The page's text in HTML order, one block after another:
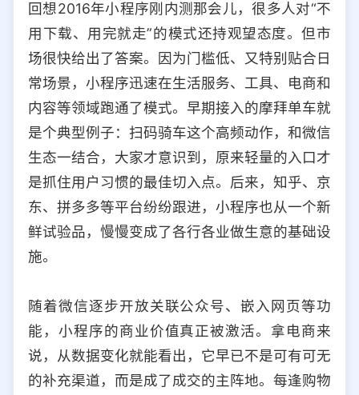
回想2016年小程序刚内测那会儿，很多人对“不
用下载、用完就走”的模式还持观望态度。但市
场很快给出了答案。因为门槛低、又特别贴合日
常场景，小程序迅速在生活服务、工具、电商和
内容等领域跑通了模式。早期接入的摩拜单车就
是个典型例子：扫码骑车这个高频动作，和微信
生态一结合，大家才意识到，原来轻量的入口才
是抓住用户习惯的最佳切入点。后来，知乎、京
东、拼多多等平台纷纷跟进，小程序也从一个新
鲜试验品，慢慢变成了各行各业做生意的基础设
施。
随着微信逐步开放关联公众号、嵌入网页等功
能，小程序的商业价值真正被激活。拿电商来
说，从数据变化就能看出，它早已不是可有可无
的补充渠道，而是成了成交的主阵地。每逢购物